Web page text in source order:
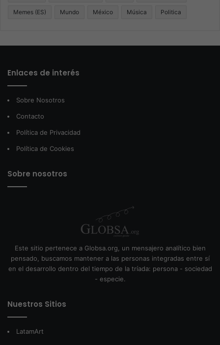
Memes (ES) Mundo México Música Politica
Enlaces de interés
Sobre Nosotros
Contacto
Política de Privacidad
Política de Cookies
Sobre nosotros
Este sitio pertenece a Globsa.org, un mensajero analítico bien
pensado, buscamos mantener a las personas integradas entre sí
en el desarrollo dentro del tiempo de la tríada: persona - sociedad
- especie.
Nuestros Sitios
LatamArt